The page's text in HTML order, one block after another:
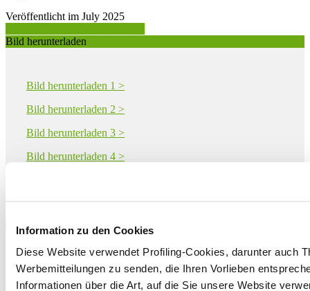
Information zu den Cookies
Diese Website verwendet Profiling-Cookies, darunter auch
Werbemitteilungen zu senden, die Ihren Vorlieben
Informationen über die Art, auf die Sie unsere Website
Veröffentlicht im July 2025
Bild herunterladen
Bild herunterladen 1 >
Bild herunterladen 2 >
Bild herunterladen 3 >
Bild herunterladen 4 >
Download PDF